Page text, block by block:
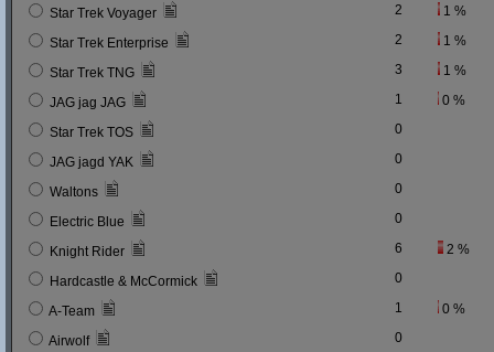
Star Trek Voyager 2 1 %
Star Trek Enterprise 2 1 %
Star Trek TNG 3 1 %
JAG jag JAG 1 0 %
Star Trek TOS 0
JAG jagd YAK 0
Waltons 0
Electric Blue 0
Knight Rider 6 2 %
Hardcastle & McCormick 0
A-Team 1 0 %
Airwolf 0